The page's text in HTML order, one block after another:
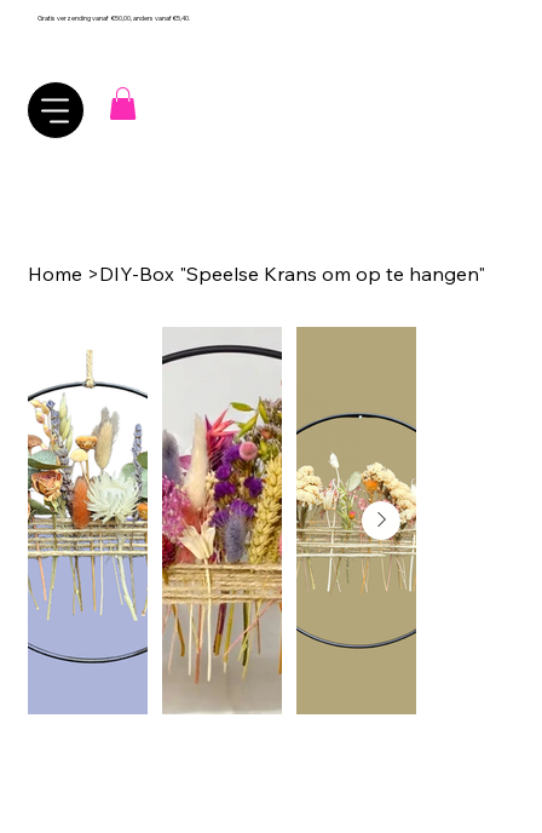
Gratis verzending vanaf €50,00, anders vanaf €5,40.
Home >DIY-Box "Speelse Krans om op te hangen"